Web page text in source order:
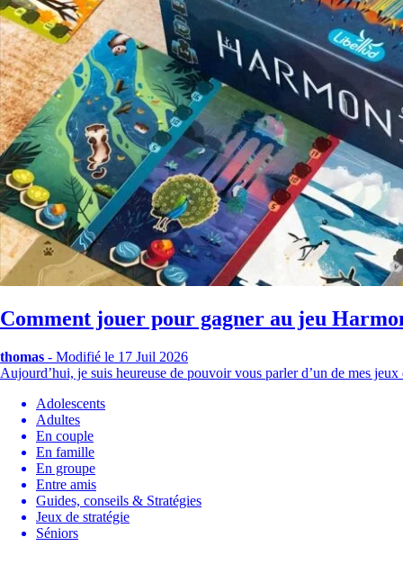
Comment jouer pour gagner au jeu
thomas - Modifié le 17 Juil 2026
Aujourd’hui, je suis heureuse de pouvoir vous parler d’un de mes
Adolescents
Adultes
En couple
En famille
En groupe
Entre amis
Guides, conseils & Stratégies
Jeux de stratégie
Séniors